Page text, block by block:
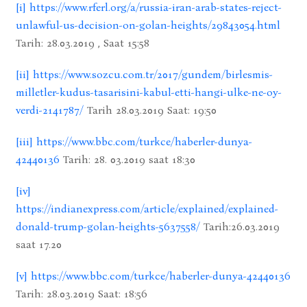
[i] https://www.rferl.org/a/russia-iran-arab-states-reject-
unlawful-us-decision-on-golan-heights/29843054.html
Tarih: 28.03.2019 , Saat 15:58
[ii] https://www.sozcu.com.tr/2017/gundem/birlesmis-
milletler-kudus-tasarisini-kabul-etti-hangi-ulke-ne-oy-
verdi-2141787/Tarih 28.03.2019 Saat: 19:50
[iii] https://www.bbc.com/turkce/haberler-dunya-
42440136 Tarih: 28. 03.2019 saat 18:30
[iv]
https://indianexpress.com/article/explained/explained-
donald-trump-golan-heights-5637558/Tarih:26.03.2019
saat 17.20
[v] https://www.bbc.com/turkce/haberler-dunya-42440136
Tarih: 28.03.2019 Saat: 18:56